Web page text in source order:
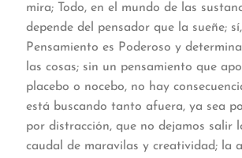
mira; Todo, en el mundo de las
depende del pensador que la sueñe;
Pensamiento es Poderoso y
las cosas; sin un pensamiento que
placebo o nocebo, no hay
está buscando tanto afuera, ya sea
por distracción, que no dejamos salir
caudal de maravilas y creatividad; la